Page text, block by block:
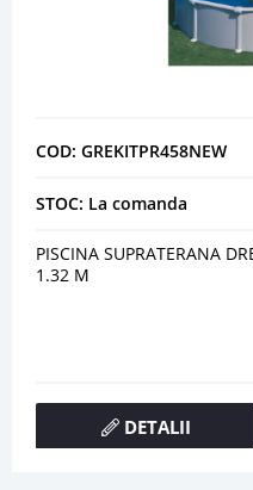
COD: GREKITPR458NEW
STOC: La comanda
PISCINA SUPRATERANA
1.32 M
DETALII